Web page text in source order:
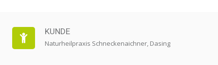
KUNDE
Naturheilpraxis Schneckenaichner, Dasing